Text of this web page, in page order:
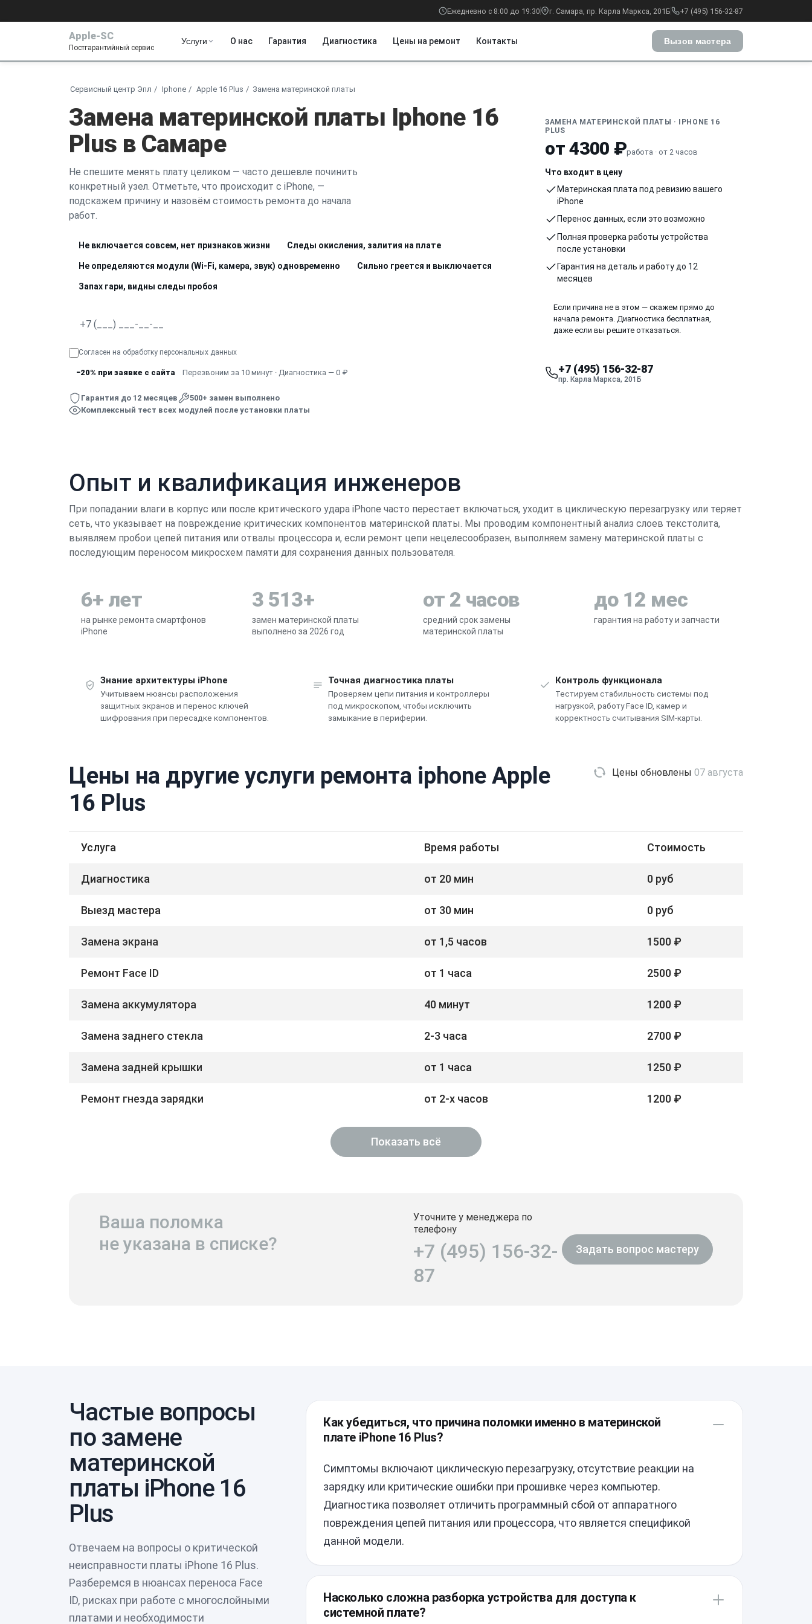
Ежедневно с 8:00 до 19:30 г. Самара, пр. Карла Маркса, 201Б +7 (495) 156-32-87
Apple-SC
Постгарантийный сервис
Услуги О нас Гарантия Диагностика Цены на ремонт Контакты Вызов мастера
Сервисный центр Эпл Iphone Apple 16 Plus Замена материнской платы
Замена материнской платы Iphone 16
Plus в Самаре
Не спешите менять плату целиком — часто дешевле починить
конкретный узел. Отметьте, что происходит с iPhone, —
подскажем причину и назовём стоимость ремонта до начала
работ.
Не включается совсем, нет признаков жизни Следы окисления, залития на плате
Не определяются модули (Wi-Fi, камера, звук) одновременно Сильно греется и выключается
Запах гари, видны следы пробоя
Согласен на обработку персональных данных
−20% при заявке с сайта Перезвоним за 10 минут · Диагностика — 0 ₽
Гарантия до 12 месяцев
500+ замен выполнено
Комплексный тест всех модулей после установки платы
ЗАМЕНА МАТЕРИНСКОЙ ПЛАТЫ · IPHONE 16
PLUS
от 4300 ₽работа · от 2 часов
Что входит в цену
Материнская плата под ревизию вашего
iPhone
Перенос данных, если это возможно
Полная проверка работы устройства
после установки
Гарантия на деталь и работу до 12
месяцев
Если причина не в этом — скажем прямо до
начала ремонта. Диагностика бесплатная,
даже если вы решите отказаться.
+7 (495) 156-32-87
пр. Карла Маркса, 201Б
Опыт и квалификация инженеров
При попадании влаги в корпус или после критического удара iPhone часто перестает включаться, уходит в циклическую перезагрузку или теряет
сеть, что указывает на повреждение критических компонентов материнской платы. Мы проводим компонентный анализ слоев текстолита,
выявляем пробои цепей питания или отвалы процессора и, если ремонт цепи нецелесообразен, выполняем замену материнской платы с
последующим переносом микросхем памяти для сохранения данных пользователя.
6+ лет
на рынке ремонта смартфонов
iPhone
3 513+
замен материнской платы
выполнено за 2026 год
от 2 часов
средний срок замены
материнской платы
до 12 мес
гарантия на работу и запчасти
Знание архитектуры iPhone
Учитываем нюансы расположения
защитных экранов и перенос ключей
шифрования при пересадке компонентов.
Точная диагностика платы
Проверяем цепи питания и контроллеры
под микроскопом, чтобы исключить
замыкание в периферии.
Контроль функционала
Тестируем стабильность системы под
нагрузкой, работу Face ID, камер и
корректность считывания SIM-карты.
Цены на другие услуги ремонта iphone Apple
16 Plus
Цены обновлены 07 августа
Услуга Время работы Стоимость
Диагностика от 20 мин 0 руб
Выезд мастера от 30 мин 0 руб
Замена экрана от 1,5 часов 1500 ₽
Ремонт Face ID от 1 часа 2500 ₽
Замена аккумулятора 40 минут 1200 ₽
Замена заднего стекла 2-3 часа 2700 ₽
Замена задней крышки от 1 часа 1250 ₽
Ремонт гнезда зарядки от 2-х часов 1200 ₽
Показать всё
Ваша поломка
не указана в списке?
Уточните у менеджера по
телефону
+7 (495) 156-32-
87
Задать вопрос мастеру
Частые вопросы
по замене
материнской
платы iPhone 16
Plus
Отвечаем на вопросы о критической
неисправности платы iPhone 16 Plus.
Разберемся в нюансах переноса Face
ID, рисках при работе с многослойными
платами и необходимости
Как убедиться, что причина поломки именно в материнской
плате iPhone 16 Plus?
Симптомы включают циклическую перезагрузку, отсутствие реакции на
зарядку или критические ошибки при прошивке через компьютер.
Диагностика позволяет отличить программный сбой от аппаратного
повреждения цепей питания или процессора, что является спецификой
данной модели.
Насколько сложна разборка устройства для доступа к
системной плате?